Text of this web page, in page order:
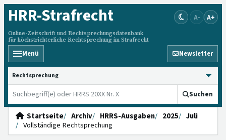
HRR-Strafrecht
Online-Zeitschrift und Rechtsprechungsdatenbank
für höchstrichterliche Rechtsprechung im Strafrecht
A- A+
Menü Newsletter
HRRS durchsuchen
Suchen
Startseite Archiv HRRS-Ausgaben 2025
Juli
Vollständige Rechtsprechung